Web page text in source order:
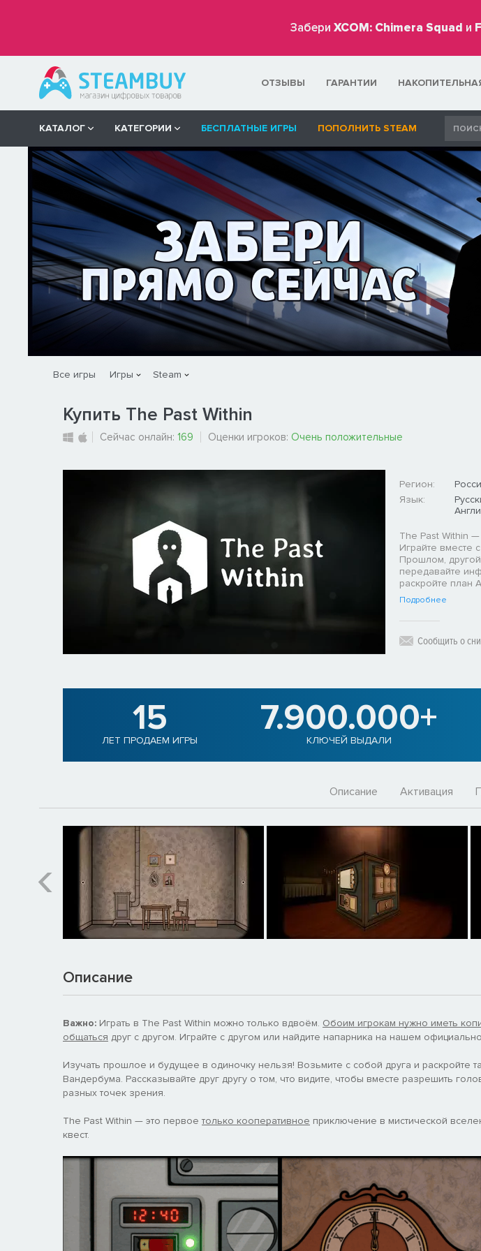
Забери XCOM: Chimera Squad и
ОТЗЫВЫ ГАРАНТИИ
КАТАЛОГ КАТЕГОРИИ БЕСПЛАТНЫЕ ИГРЫ ПОПОЛНИТЬ STEAM
Все игры Игры Steam
Купить The Past Within
Сейчас онлайн: 169 Оценки игроков: Очень положительные
Регион:
Язык:
The Past Within
Играйте вместе
Прошлом,
передавайте
раскройте план
Подробнее
Сообщить о
15
ЛЕТ ПРОДАЕМ ИГРЫ
7.900.000+
КЛЮЧЕЙ ВЫДАЛИ
Описание Активация
Описание
Важно: Играть в The Past Within можно только вдвоём. Обоим игрокам нужно иметь
общаться друг с другом. Играйте с другом или найдите напарника на нашем
Изучать прошлое и будущее в одиночку нельзя! Возьмите с собой друга и раскройте
Вандербума. Рассказывайте друг другу о том, что видите, чтобы вместе разрешить
разных точек зрения.
The Past Within — это первое только кооперативное приключение в мистической
квест.